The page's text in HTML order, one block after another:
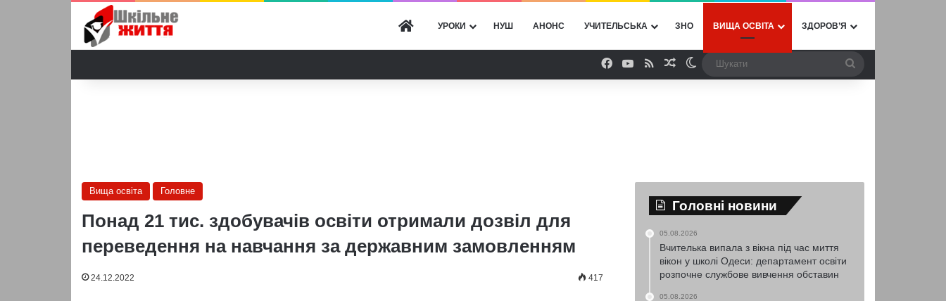
ГОЛОВНА
УРОКИ НУШ АНОНС УЧИТЕЛЬСЬКА ЗНО ВИЩА ОСВІТА ЗДОРОВ’Я
Facebook
YouTube
RSSВипадкова стаття
Switch skin
Вища освіта Головне
Понад 21 тис. здобувачів освіти отримали дозвіл для
переведення на навчання за державним замовленням
24.12.2022 417
Головні новини
05.08.2026
Вчителька випала з вікна під час миття
вікон у школі Одеси: департамент освіти
розпочне службове вивчення обставин
05.08.2026